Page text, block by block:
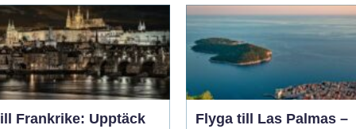
Frankrike: Upptäck
Flyga till Las Palmas –